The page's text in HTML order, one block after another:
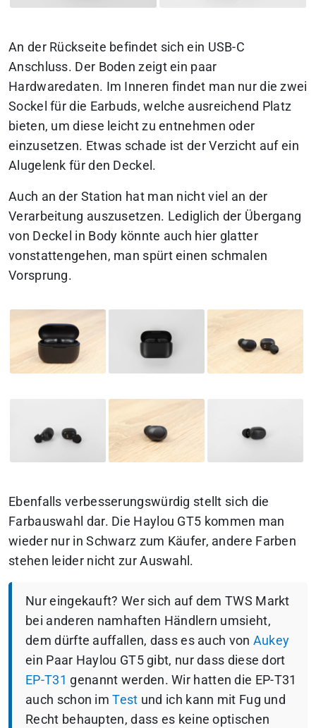
An der Rückseite befindet sich ein USB-C
Anschluss. Der Boden zeigt ein paar
Hardwaredaten. Im Inneren findet man nur die zwei
Sockel für die Earbuds, welche ausreichend Platz
bieten, um diese leicht zu entnehmen oder
einzusetzen. Etwas schade ist der Verzicht auf ein
Alugelenk für den Deckel.
Auch an der Station hat man nicht viel an der
Verarbeitung auszusetzen. Lediglich der Übergang
von Deckel in Body könnte auch hier glatter
vonstattengehen, man spürt einen schmalen
Vorsprung.
Ebenfalls verbesserungswürdig stellt sich die
Farbauswahl dar. Die Haylou GT5 kommen man
wieder nur in Schwarz zum Käufer, andere Farben
stehen leider nicht zur Auswahl.
Nur eingekauft? Wer sich auf dem TWS Markt
bei anderen namhaften Händlern umsieht,
dem dürfte auffallen, dass es auch von Aukey
ein Paar Haylou GT5 gibt, nur dass diese dort
EP-T31 genannt werden. Wir hatten die EP-T31
auch schon imTest und ich kann mit Fug und
Recht behaupten, dass es keine optischen